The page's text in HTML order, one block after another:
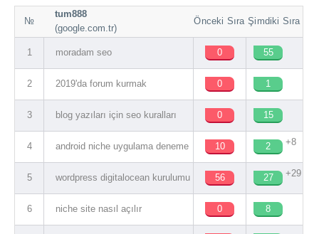
№
tum888
(google.com.tr)
Önceki Sıra Şimdiki Sıra
1 moradam seo 0 55
2 2019'da forum kurmak 0 1
3 blog yazıları için seo kuralları 0 15
4 android niche uygulama deneme 10 2 +8
5 wordpress digitalocean kurulumu 56 27 +29
6 niche site nasıl açılır 0 8